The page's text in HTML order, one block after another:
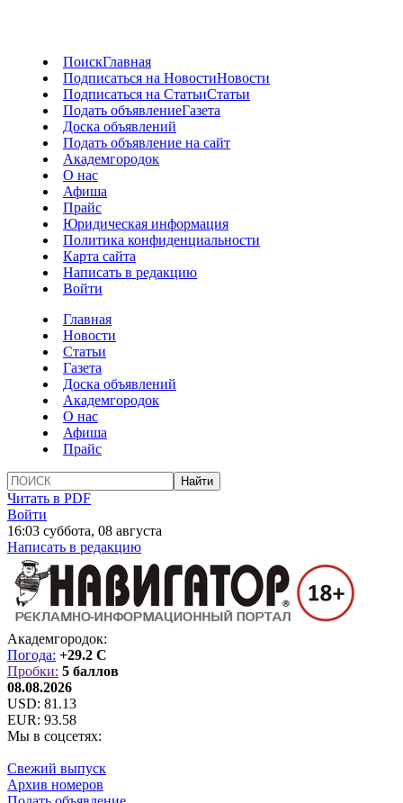
ПоискГлавная
Подписаться на НовостиНовости
Подписаться на СтатьиСтатьи
Подать объявлениеГазета
Доска объявлений
Подать объявление на сайт
Академгородок
О нас
Афиша
Прайс
Юридическая информация
Политика конфиденциальности
Карта сайта
Написать в редакцию
Войти
Главная
Новости
Статьи
Газета
Доска объявлений
Академгородок
О нас
Афиша
Прайс
Читать в PDF
Войти
16:03 суббота, 08 августа
Написать в редакцию
Академгородок:
Погода: +29.2 C
Пробки: 5 баллов
08.08.2026
USD: 81.13
EUR: 93.58
Мы в соцсетях:
Свежий выпуск
Архив номеров